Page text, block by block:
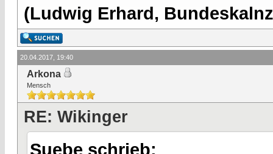
(Ludwig Erhard,
20.04.2017, 19:40
Arkona
Mensch
RE: Wikinger
Suebe schrieb: